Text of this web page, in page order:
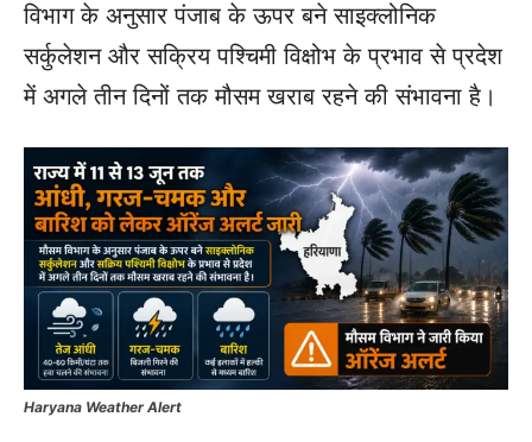
विभाग के अनुसार पंजाब के ऊपर बने साइक्लोनिक
सर्कुलेशन और सक्रिय पश्चिमी विक्षोभ के प्रभाव से प्रदेश
में अगले तीन दिनों तक मौसम खराब रहने की संभावना है।
Haryana Weather Alert